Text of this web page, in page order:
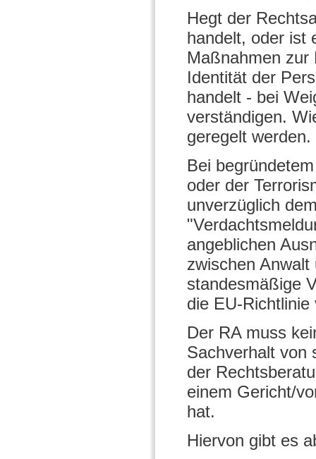
Hegt der
handelt, oder ist
Maßnahmen zur
Identität der
handelt - bei
verständigen.
geregelt werden.
Bei
oder der
unverzüglich
angeblichen
zwischen
standesmäßige
die EU-
Der RA muss
Sachverhalt von
der
einem Gericht/
hat.
Hiervon gibt es